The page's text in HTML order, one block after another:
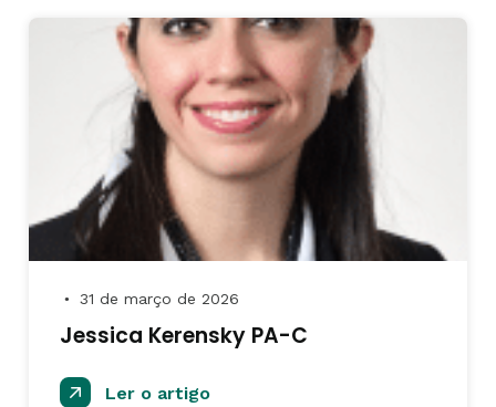
● 31 de março de 2026
Jessica Kerensky PA-C
Ler o artigo